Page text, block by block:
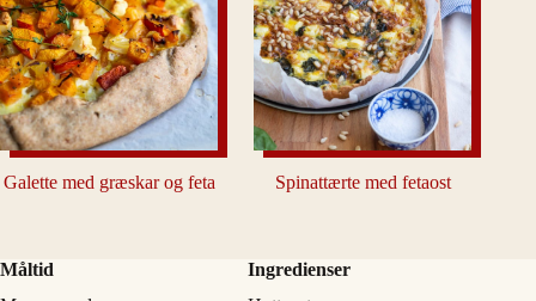
Galette med græskar og feta Spinattærte med fetaost
Måltid
Ingredienser